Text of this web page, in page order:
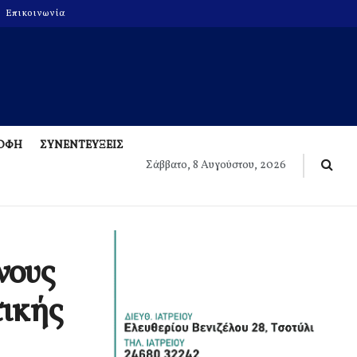
Επικοινωνία
ΣΥΝΕΝΤΕΥΞΕΙΣ
Σάββατο, 8 Αυγούστου, 2026